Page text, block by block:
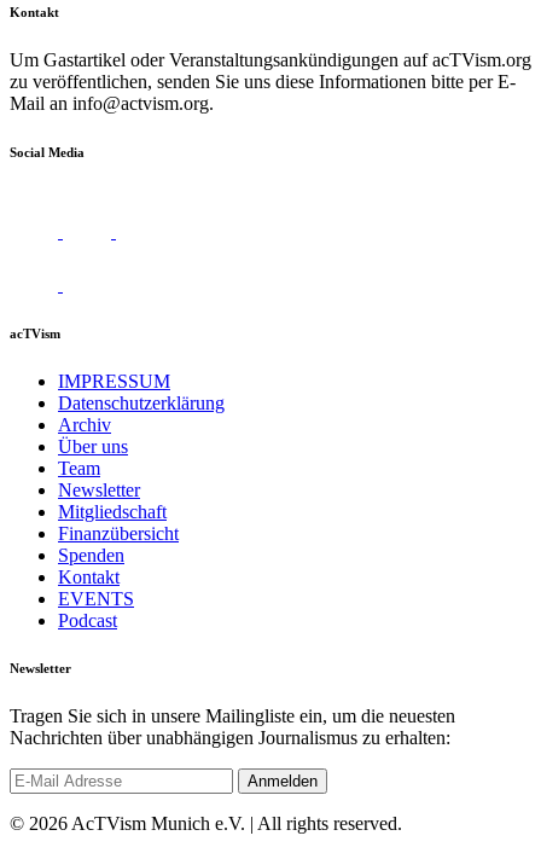
Kontakt
Um Gastartikel oder Veranstaltungsankündigungen auf acTVism.org
zu veröffentlichen, senden Sie uns diese Informationen bitte per E-
Mail an info@actvism.org.
Social Media
acTVism
IMPRESSUM
Datenschutzerklärung
Archiv
Über uns
Team
Newsletter
Mitgliedschaft
Finanzübersicht
Spenden
Kontakt
EVENTS
Podcast
Newsletter
Tragen Sie sich in unsere Mailingliste ein, um die neuesten
Nachrichten über unabhängigen Journalismus zu erhalten:
© 2026 AcTVism Munich e.V. | All rights reserved.